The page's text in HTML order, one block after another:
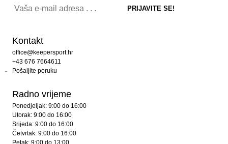
Kontakt
office@keepersport.hr
+43 676 7664611
Pošaljite poruku
Radno vrijeme
Ponedjeljak: 9:00 do 16:00
Utorak: 9:00 do 16:00
Srijeda: 9:00 do 16:00
Četvrtak: 9:00 do 16:00
Petak: 9:00 do 13:00